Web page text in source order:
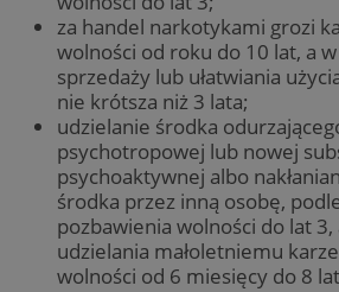
za handel narkotykami grozi
wolności od roku do 10 lat, a
sprzedaży lub ułatwiania
nie krótsza niż 3 lata;
udzielanie środka
psychotropowej lub nowej
psychoaktywnej albo
środka przez inną osobę,
pozbawienia wolności do lat
udzielania małoletniemu
wolności od 6 miesięcy do 8